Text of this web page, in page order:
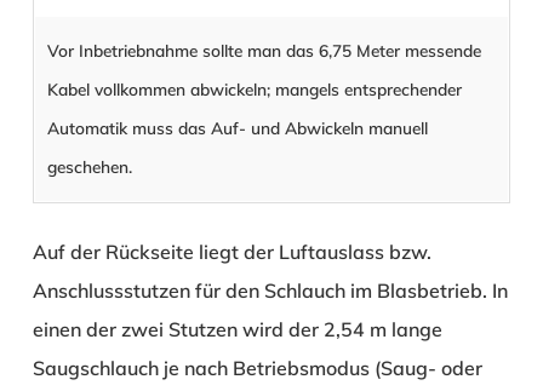
Vor Inbetriebnahme sollte man das 6,75 Meter messende
Kabel vollkommen abwickeln; mangels entsprechender
Automatik muss das Auf- und Abwickeln manuell
geschehen.
Auf der Rückseite liegt der Luftauslass bzw.
Anschlussstutzen für den Schlauch im Blasbetrieb. In
einen der zwei Stutzen wird der 2,54 m lange
Saugschlauch je nach Betriebsmodus (Saug- oder